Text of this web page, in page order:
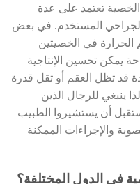
تعتمد على عدة
الجراحي المستخدم. في بعض
الحرارة في الخصيتين
يمكن تحسين الإنتاجية
قد تظل العقم أو تقل قدرة
ينبغي للرجال الذين
أن يستشيروا الطبيب
والإجراءات الممكنة
في الدول المختلفة؟